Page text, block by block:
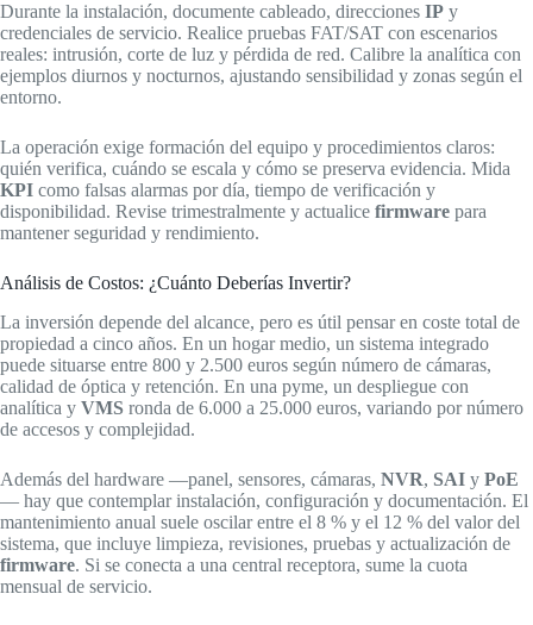
Durante la instalación, documente cableado, direcciones IP y
credenciales de servicio. Realice pruebas FAT/SAT con escenarios
reales: intrusión, corte de luz y pérdida de red. Calibre la analítica con
ejemplos diurnos y nocturnos, ajustando sensibilidad y zonas según el
entorno.
La operación exige formación del equipo y procedimientos claros:
quién verifica, cuándo se escala y cómo se preserva evidencia. Mida
KPI como falsas alarmas por día, tiempo de verificación y
disponibilidad. Revise trimestralmente y actualice firmware para
mantener seguridad y rendimiento.
Análisis de Costos: ¿Cuánto Deberías Invertir?
La inversión depende del alcance, pero es útil pensar en coste total de
propiedad a cinco años. En un hogar medio, un sistema integrado
puede situarse entre 800 y 2.500 euros según número de cámaras,
calidad de óptica y retención. En una pyme, un despliegue con
analítica y VMS ronda de 6.000 a 25.000 euros, variando por número
de accesos y complejidad.
Además del hardware —panel, sensores, cámaras, NVR, SAI y PoE
— hay que contemplar instalación, configuración y documentación. El
mantenimiento anual suele oscilar entre el 8 % y el 12 % del valor del
sistema, que incluye limpieza, revisiones, pruebas y actualización de
firmware. Si se conecta a una central receptora, sume la cuota
mensual de servicio.